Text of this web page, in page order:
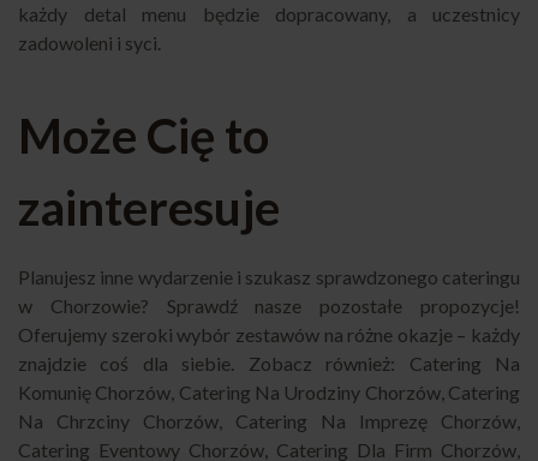
każdy detal menu będzie dopracowany, a uczestnicy
zadowoleni i syci.
Może Cię to
zainteresuje
Planujesz inne wydarzenie i szukasz sprawdzonego cateringu
w Chorzowie? Sprawdź nasze pozostałe propozycje!
Oferujemy szeroki wybór zestawów na różne okazje – każdy
znajdzie coś dla siebie. Zobacz również: Catering Na
Komunię Chorzów, Catering Na Urodziny Chorzów, Catering
Na Chrzciny Chorzów, Catering Na Imprezę Chorzów,
Catering Eventowy Chorzów, Catering Dla Firm Chorzów,